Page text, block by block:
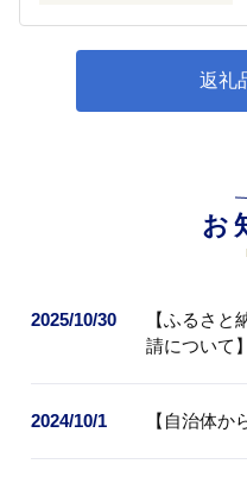
返礼
お
2025/10/30
【ふるさと
請について】
2024/10/1 【自治体か